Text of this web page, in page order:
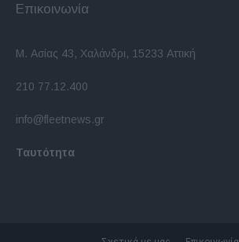
Επικοινωνία
Μ. Ασίας 43, Χαλάνδρι, 15233 Αττική
210 77.12.400
info@fleetnews.gr
Ταυτότητα